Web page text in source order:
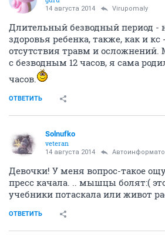
14 августа 2014 Virupomaly
Длительный безводный период -
здоровья ребенка, также, как и кс
отсутствия травм и
с безводным 12 часов, я сама
часов.
ОТВЕТИТЬ
Solnufko
veteran
14 августа 2014
Девочки! У меня вопрос-такое
пресс качала. .. мышцы болят:(
учебники потаскала или живот
ОТВЕТИТЬ